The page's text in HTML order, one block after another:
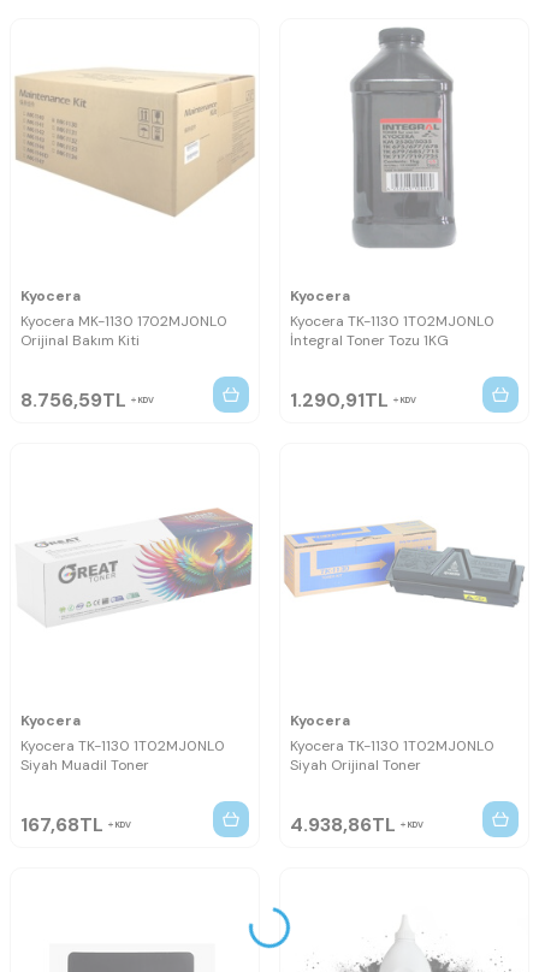
Kyocera
Kyocera MK-1130 1702MJ0NL0
Orijinal Bakım Kiti
8.756,59TL KDV
Kyocera
Kyocera TK-1130 1T02MJ0NL0
İntegral Toner Tozu 1KG
1.290,91TL KDV
Kyocera
Kyocera TK-1130 1T02MJ0NL0
Siyah Muadil Toner
167,68TL KDV
Kyocera
Kyocera TK-1130 1T02MJ0NL0
Siyah Orijinal Toner
4.938,86TL KDV